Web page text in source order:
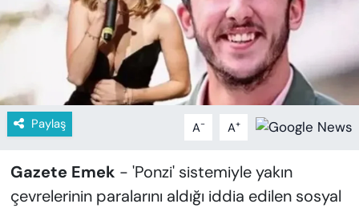
Paylaş A- A+
Gazete Emek - 'Ponzi' sistemiyle yakın
çevrelerinin paralarını aldığı iddia edilen sosyal
KÜLTÜR-SANAT
MAGAZİN
ÖZEL HABER
YAZAR KÖŞESİ
SİYASET